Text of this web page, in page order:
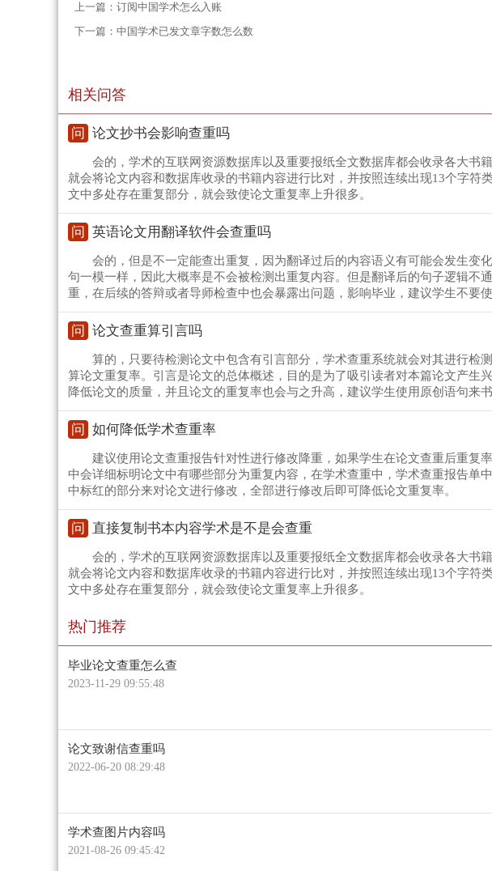
上一篇： 订阅中国学术怎么入账
下一篇： 中国学术已发文章字数怎么数
相关问答
问 论文抄书会影响查重吗
会的，学术的互联网资源数据库以及重要报纸全文数据库都会收录各大书
就会将论文内容和数据库收录的书籍内容进行比对，并按照连续出现13个字符
文中多处存在重复部分，就会致使论文重复率上升很多。
问 英语论文用翻译软件会查重吗
会的，但是不一定能查出重复，因为翻译过后的内容语义有可能会发生变
句一模一样，因此大概率是不会被检测出重复内容。但是翻译后的句子逻辑不
重，在后续的答辩或者导师检查中也会暴露出问题，影响毕业，建议学生不要
问 论文查重算引言吗
算的，只要待检测论文中包含有引言部分，学术查重系统就会对其进行检
算论文重复率。引言是论文的总体概述，目的是为了吸引读者对本篇论文产生
降低论文的质量，并且论文的重复率也会与之升高，建议学生使用原创语句来
问 如何降低学术查重率
建议使用论文查重报告针对性进行修改降重，如果学生在论文查重后重复
中会详细标明论文中有哪些部分为重复内容，在学术查重中，学术查重报告单
中标红的部分来对论文进行修改，全部进行修改后即可降低论文重复率。
问 直接复制书本内容学术是不是会查重
会的，学术的互联网资源数据库以及重要报纸全文数据库都会收录各大书
就会将论文内容和数据库收录的书籍内容进行比对，并按照连续出现13个字符
文中多处存在重复部分，就会致使论文重复率上升很多。
热门推荐
毕业论文查重怎么查
2023-11-29 09:55:48
论文致谢信查重吗
2022-06-20 08:29:48
学术查图片内容吗
2021-08-26 09:45:42